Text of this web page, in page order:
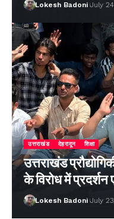
Lokesh Badoni July
उत्तराखंड देहरादून शिक्षा
उत्तराखंड
के विरोध में प्रदर्शन
Lokesh Badoni July